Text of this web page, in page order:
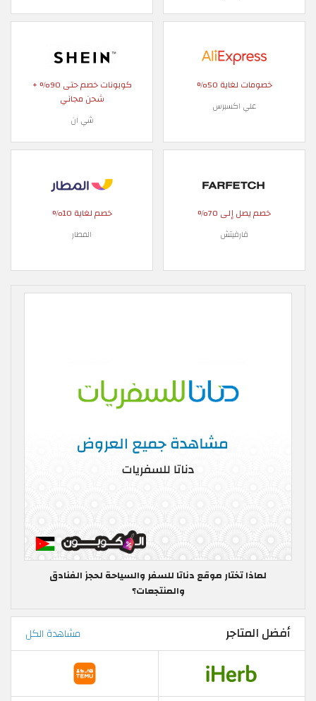
خصومات لغاية 50%
علي اكسبرس
كوبونات خصم حتى 90% +
شحن مجاني
شي ان
خصم يصل إلى 70%
فارفيتش
خصم لغاية 10%
المطار
لماذا تختار موقع دناتا للسفر والسياحة لحجز الفنادق
والمنتجعات؟
أفضل المتاجر مشاهدة الكل